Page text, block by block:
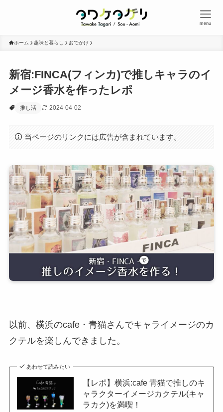
menu
ホーム 趣味と暮らし おでかけ
新宿:FINCA(フィンカ)で推しキャラのイ
メージ香水を作ったレポ
推し活 2024-04-02
当ページのリンクには広告が含まれています。
以前、横浜のcafe・青猫さんでキャライメージのカ
クテルを楽しんできました。
あわせて読みたい
【レポ】横浜:cafe 青猫で推しのキ
ャラクターイメージカクテル(キャ
ラカク)を満喫！